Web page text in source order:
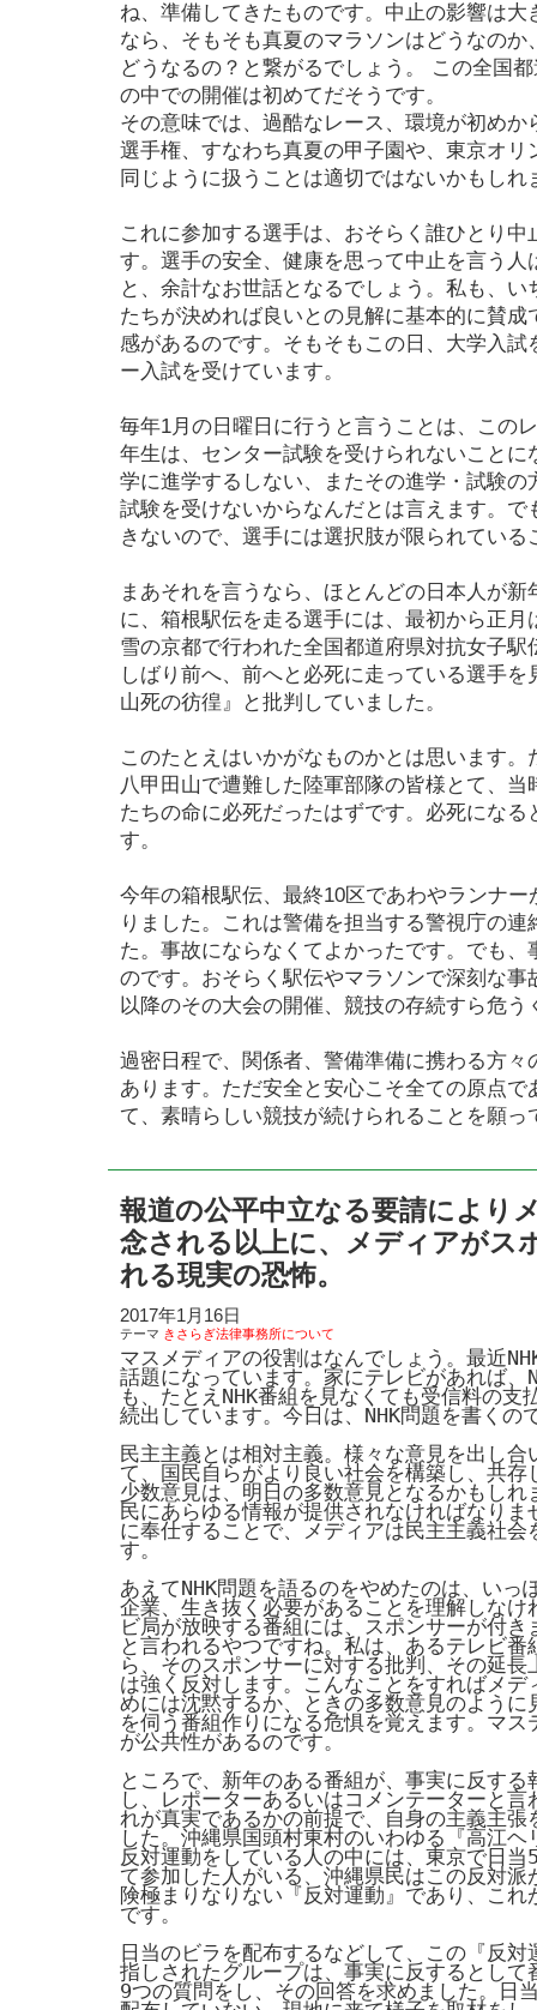
ね、準備してきたものです。中止の影響は
なら、そもそも真夏のマラソンはどうなの
どうなるの？と繋がるでしょう。 この全国
の中での開催は初めてだそうです。
その意味では、過酷なレース、環境が初め
選手権、すなわち真夏の甲子園や、東京オリ
同じように扱うことは適切ではないかもしれ
これに参加する選手は、おそらく誰ひとり
す。選手の安全、健康を思って中止を言う人
と、余計なお世話となるでしょう。私も、
たちが決めれば良いとの見解に基本的に賛
感があるのです。そもそもこの日、大学入
ー入試を受けています。
毎年1月の日曜日に行うと言うことは、この
年生は、センター試験を受けられないことに
学に進学するしない、またその進学・試験の
試験を受けないからなんだとは言えます。で
きないので、選手には選択肢が限られている
まあそれを言うなら、ほとんどの日本人が
に、箱根駅伝を走る選手には、最初から正
雪の京都で行われた全国都道府県対抗女子
しばり前へ、前へと必死に走っている選手
山死の彷徨』と批判していました。
このたとえはいかがなものかとは思います
八甲田山で遭難した陸軍部隊の皆様とて、
たちの命に必死だったはずです。必死にな
す。
今年の箱根駅伝、最終10区であわやランナ
りました。これは警備を担当する警視庁の
た。事故にならなくてよかったです。でも
のです。おそらく駅伝やマラソンで深刻な事
以降のその大会の開催、競技の存続すら危
過密日程で、関係者、警備準備に携わる方々
あります。ただ安全と安心こそ全ての原点
て、素晴らしい競技が続けられることを願っ
報道の公平中立なる要請により
念される以上に、メディアがス
れる現実の恐怖。
2017年1月16日
テーマ きさらぎ法律事務所について
マスメディアの役割はなんでしょう。最近
話題になっています。家にテレビがあれば、
も、たとえNHK番組を見なくても受信料の支
続出しています。今日は、NHK問題を書くの
民主主義とは相対主義。様々な意見を出し
て、国民自らがより良い社会を構築し、共
少数意見は、明日の多数意見となるかもし
民にあらゆる情報が提供されなければなり
に奉仕することで、メディアは民主主義社
す。
あえてNHK問題を語るのをやめたのは、いっ
企業、生き抜く必要があることを理解しな
ビ局が放映する番組には、スポンサーが付
と言われるやつですね。私は、あるテレビ
ら、そのスポンサーに対する批判、その延
は強く反対します。こんなことをすればメ
めには沈黙するか、ときの多数意見のよう
を伺う番組作りになる危惧を覚えます。マ
が公共性があるのです。
ところで、新年のある番組が、事実に反す
し、レポーターあるいはコメンテーターと
れが真実であるかの前提で、自身の主義主
した。沖縄県国頭村東村のいわゆる『高江
反対運動をしている人の中には、東京で日
て参加した人がいる、沖縄県民はこの反対
険極まりなりない『反対運動』であり、こ
です。
日当のビラを配布するなどして、この『反
指しされたグループは、事実に反するとし
9つの質問をし、その回答を求めました。日